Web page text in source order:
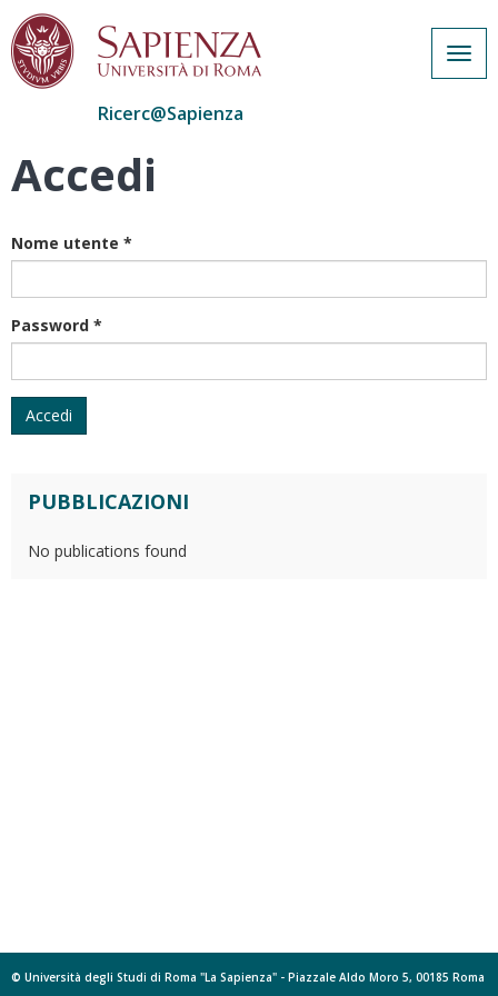
Salta
Ricerc@Sapienza
Accedi
Nome utente *
Password *
Accedi
PUBBLICAZIONI
No publications found
© Università degli Studi di Roma "La Sapienza" - Piazzale Aldo Moro 5, 00185 Roma